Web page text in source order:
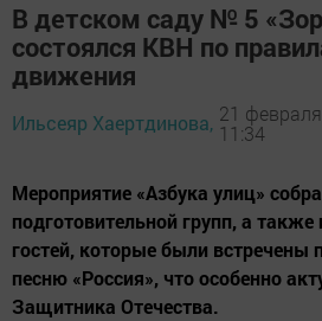
В детском саду № 5
состоялся КВН по
движения
Ильсеяр Хаертдинова, 21
11:34
Мероприятие «Азбука улиц»
подготовительной групп, а также
гостей, которые были встречены
песню «Россия», что особенно
Защитника Отечества.